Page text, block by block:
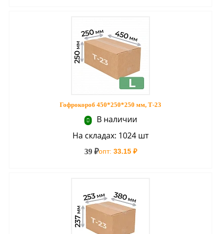
Гофрокороб 450*250*250 мм, Т-23
В наличии
На складах: 1024 шт
39 ₽опт: 33.15 ₽